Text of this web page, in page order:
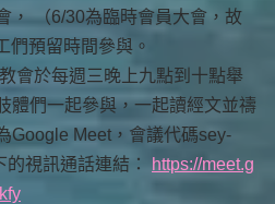
， （6/30為臨時會員大會，故
們預留時間參與。
會於每週三晚上九點到十點舉
體們一起參與，一起讀經文並禱
Google Meet，會議代碼sey-
視訊通話連結：
https://meet.g